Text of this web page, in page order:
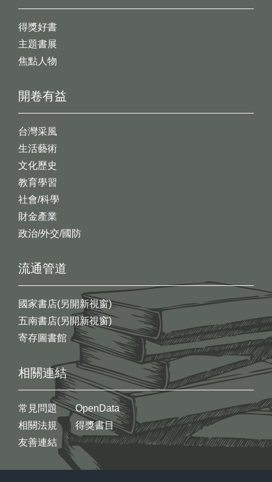
開卷有益
台灣采風
生活藝術
文化歷史
教育學習
社會/科學
財金產業
政治/外交/國防
得獎好書
主題書展
焦點人物
流通管道
國家書店(另開新視窗)
五南書店(另開新視窗)
寄存圖書館
相關連結
常見問題
相關法規
友善連結
OpenData
得獎書目